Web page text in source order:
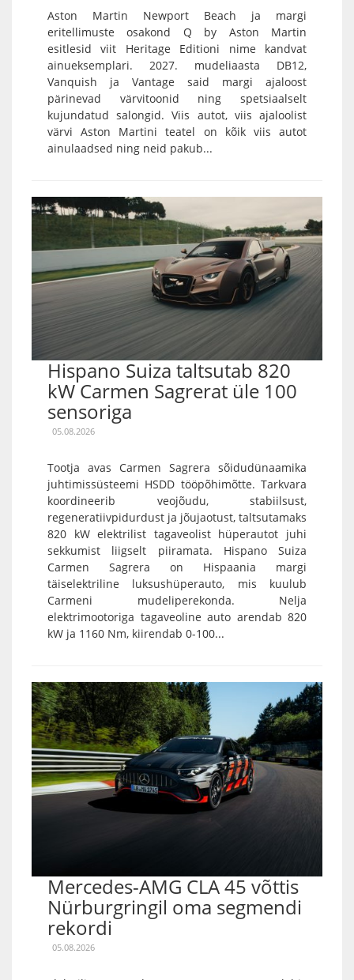
Aston Martin Newport Beach ja margi
eritellimuste osakond Q by Aston Martin
esitlesid viit Heritage Editioni nime kandvat
ainueksemplari. 2027. mudeliaasta DB12,
Vanquish ja Vantage said margi ajaloost
pärinevad värvitoonid ning spetsiaalselt
kujundatud salongid. Viis autot, viis ajaloolist
värvi Aston Martini teatel on kõik viis autot
ainulaadsed ning neid pakub...
Hispano Suiza taltsutab 820
kW Carmen Sagrerat üle 100
sensoriga
05.08.2026
Tootja avas Carmen Sagrera sõidudünaamika
juhtimissüsteemi HSDD tööpõhimõtte. Tarkvara
koordineerib veojõudu, stabiilsust,
regeneratiivpidurdust ja jõujaotust, taltsutamaks
820 kW elektrilist tagaveolist hüperautot juhi
sekkumist liigselt piiramata. Hispano Suiza
Carmen Sagrera on Hispaania margi
täiselektriline luksushüperauto, mis kuulub
Carmeni mudeliperekonda. Nelja
elektrimootoriga tagaveoline auto arendab 820
kW ja 1160 Nm, kiirendab 0-100...
Mercedes-AMG CLA 45 võttis
Nürburgringil oma segmendi
rekordi
05.08.2026